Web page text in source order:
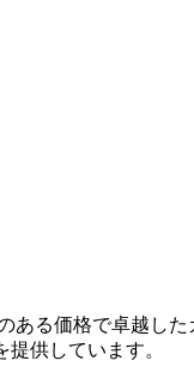
ある価格で卓越し
供しています。